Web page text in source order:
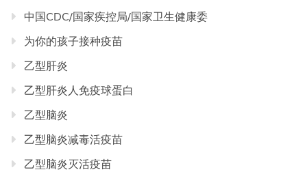
中国CDC/国家疾控局/国家卫生健康委
为你的孩子接种疫苗
乙型肝炎
乙型肝炎人免疫球蛋白
乙型脑炎
乙型脑炎减毒活疫苗
乙型脑炎灭活疫苗